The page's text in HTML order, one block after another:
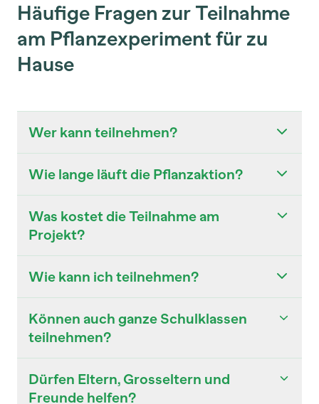
Häufige Fragen zur Teilnahme
am Pflanzexperiment für zu
Hause
Wer kann teilnehmen?
Wie lange läuft die Pflanzaktion?
Was kostet die Teilnahme am
Projekt?
Wie kann ich teilnehmen?
Können auch ganze Schulklassen
teilnehmen?
Dürfen Eltern, Grosseltern und
Freunde helfen?